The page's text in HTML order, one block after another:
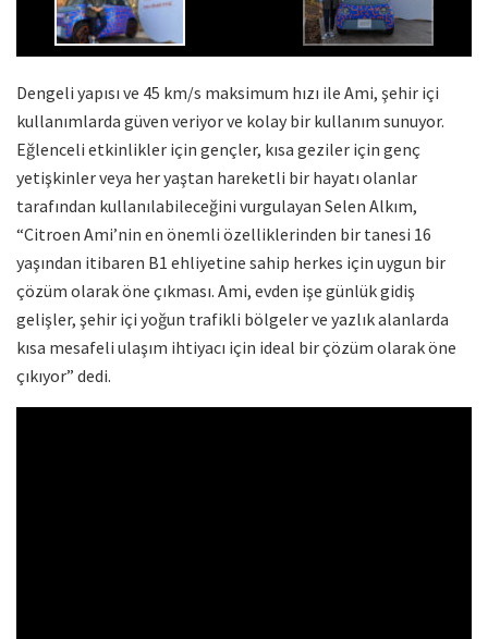
Dengeli yapısı ve 45 km/s maksimum hızı ile Ami, şehir içi
kullanımlarda güven veriyor ve kolay bir kullanım sunuyor.
Eğlenceli etkinlikler için gençler, kısa geziler için genç
yetişkinler veya her yaştan hareketli bir hayatı olanlar
tarafından kullanılabileceğini vurgulayan Selen Alkım,
“Citroen Ami’nin en önemli özelliklerinden bir tanesi 16
yaşından itibaren B1 ehliyetine sahip herkes için uygun bir
çözüm olarak öne çıkması. Ami, evden işe günlük gidiş
gelişler, şehir içi yoğun trafikli bölgeler ve yazlık alanlarda
kısa mesafeli ulaşım ihtiyacı için ideal bir çözüm olarak öne
çıkıyor” dedi.